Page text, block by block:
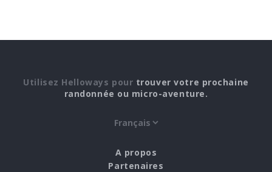
Utilisez Helloways pour trouver votre prochaine
randonnée ou micro-aventure.
A propos
Partenaires